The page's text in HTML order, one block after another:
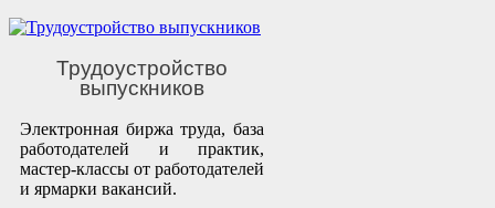
Трудоустройство
выпускников
Электронная биржа труда, база
работодателей и практик,
мастер-классы от работодателей
и ярмарки вакансий.